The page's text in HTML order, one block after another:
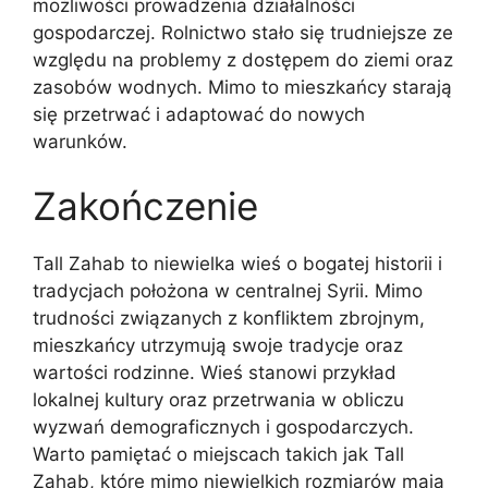
możliwości prowadzenia działalności
gospodarczej. Rolnictwo stało się trudniejsze ze
względu na problemy z dostępem do ziemi oraz
zasobów wodnych. Mimo to mieszkańcy starają
się przetrwać i adaptować do nowych
warunków.
Zakończenie
Tall Zahab to niewielka wieś o bogatej historii i
tradycjach położona w centralnej Syrii. Mimo
trudności związanych z konfliktem zbrojnym,
mieszkańcy utrzymują swoje tradycje oraz
wartości rodzinne. Wieś stanowi przykład
lokalnej kultury oraz przetrwania w obliczu
wyzwań demograficznych i gospodarczych.
Warto pamiętać o miejscach takich jak Tall
Zahab, które mimo niewielkich rozmiarów mają